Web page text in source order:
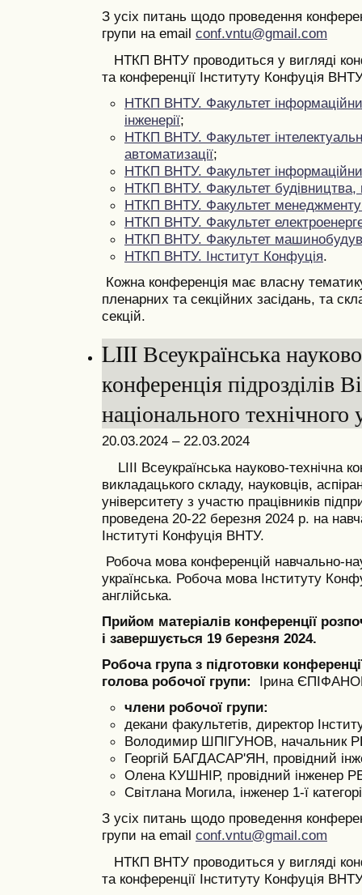
З усіх питань щодо проведення
групи на email conf.vntu@gmail.com
НТКП ВНТУ проводиться у вигляді
та конференції Інституту Конфуція
НТКП ВНТУ. Факультет
інженерії;
НТКП ВНТУ. Факультет
автоматизації;
НТКП ВНТУ. Факультет
НТКП ВНТУ. Факультет будівництва,
НТКП ВНТУ. Факультет менеджменту
НТКП ВНТУ. Факультет
НТКП ВНТУ. Факультет
НТКП ВНТУ. Інститут Конфуція.
Кожна конференція має власну
пленарних та секційних засідань, та
секцій.
LIII Всеукраїнська
конференція підрозділів
національного технічного
20.03.2024 – 22.03.2024
LIII Всеукраїнська науково-технічна
викладацького складу, науковців,
університету з участю працівників
проведена 20-22 березня 2024 р. на
Інституті Конфуція ВНТУ.
Робоча мова конференцій навчально-
українська. Робоча мова Інституту
англійська.
Прийом матеріалів конференції
і завершується 19 березня 2024.
Робоча група з підготовки
голова робочої групи: Ірина
члени робочої групи:
декани факультетів, директор
Володимир ШПІГУНОВ, начальник
Георгій БАГДАСАР'ЯН, провідний
Олена КУШНІР, провідний інженер
Світлана Могила, інженер 1-ї
З усіх питань щодо проведення
групи на email conf.vntu@gmail.com
НТКП ВНТУ проводиться у вигляді
та конференції Інституту Конфуція